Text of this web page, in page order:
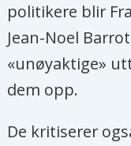
politikere blir
Jean-Noel
«unøyaktige»
dem opp.
De kritiserer